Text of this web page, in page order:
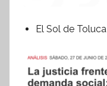
El Sol de Toluca